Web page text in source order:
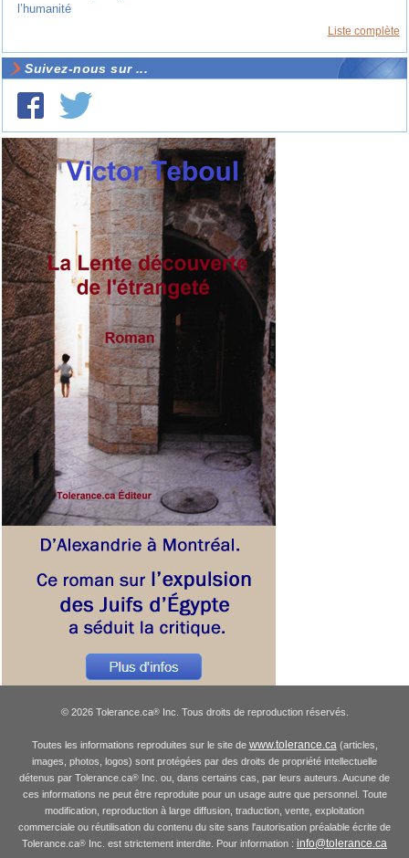
l’humanité
Liste complète
Suivez-nous sur ...
© 2026 Tolerance.ca®Inc. Tous droits de reproduction réservés.
Toutes les informations reproduites sur le site de www.tolerance.ca (articles,
images, photos, logos) sont protégées par des droits de propriété intellectuelle
détenus par Tolerance.ca® Inc. ou, dans certains cas, par leurs auteurs. Aucune de
ces informations ne peut être reproduite pour un usage autre que personnel. Toute
modification, reproduction à large diffusion, traduction, vente, exploitation
commerciale ou réutilisation du contenu du site sans l'autorisation préalable écrite de
Tolerance.ca® Inc. est strictement interdite. Pour information : info@tolerance.ca